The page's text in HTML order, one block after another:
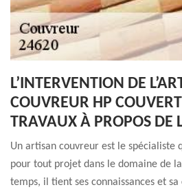
L’INTERVENTION DE
COUVREUR HP
TRAVAUX À PROPOS DE
Un artisan couvreur est le spécialiste
pour tout projet dans le domaine de
temps, il tient ses connaissances et